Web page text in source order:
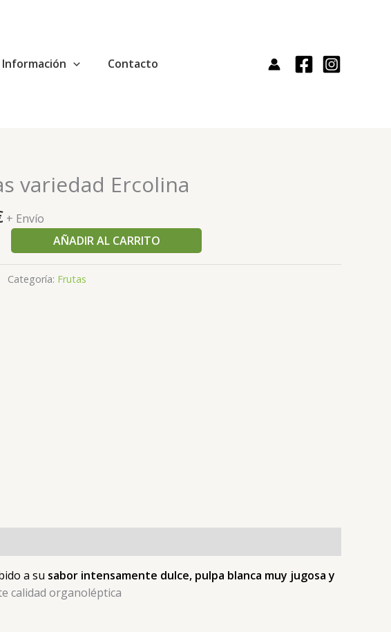
Información Contacto
variedad Ercolina
+ Envío
AÑADIR AL CARRITO
Categoría: Frutas
a su sabor intensamente dulce, pulpa blanca muy jugosa y
calidad organoléptica